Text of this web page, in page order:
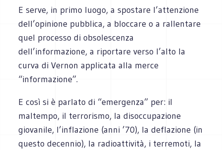
E serve, in primo luogo, a spostare l’attenzione
dell’opinione pubblica, a bloccare o a rallentare
quel processo di obsolescenza
dell’informazione, a riportare verso l’alto la
curva di Vernon applicata alla merce
“informazione”.
E così si è parlato di “emergenza” per: il
maltempo, il terrorismo, la disoccupazione
giovanile, l’inflazione (anni ’70), la deflazione (in
questo decennio), la radioattività, i terremoti, la